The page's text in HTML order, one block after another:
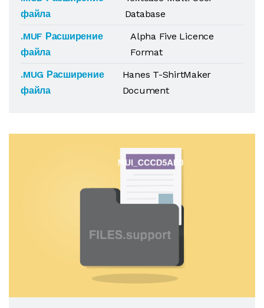
файла
Database
.MUF Расширение
файла
Alpha Five Licence
Format
.MUG Расширение
файла
Hanes T-ShirtMaker
Document